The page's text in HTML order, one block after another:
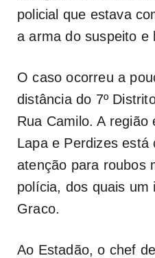
policial que estava
a arma do suspeito e
O caso ocorreu a
distância do 7º
Rua Camilo. A
Lapa e Perdizes está
atenção para roubos
polícia, dos quais um
Graco.
Ao Estadão, o chef